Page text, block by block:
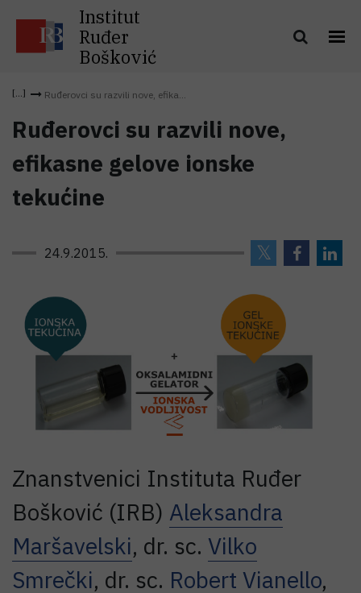
Institut
Ruđer
Bošković
Ruđerovci su razvili nove, efika...
Ruđerovci su razvili nove,
efikasne gelove ionske
tekućine
24.9.2015.
Znanstvenici Instituta Ruđer
Bošković (IRB) Aleksandra
Maršavelski, dr. sc. Vilko
Smrečki, dr. sc. Robert Vianello,